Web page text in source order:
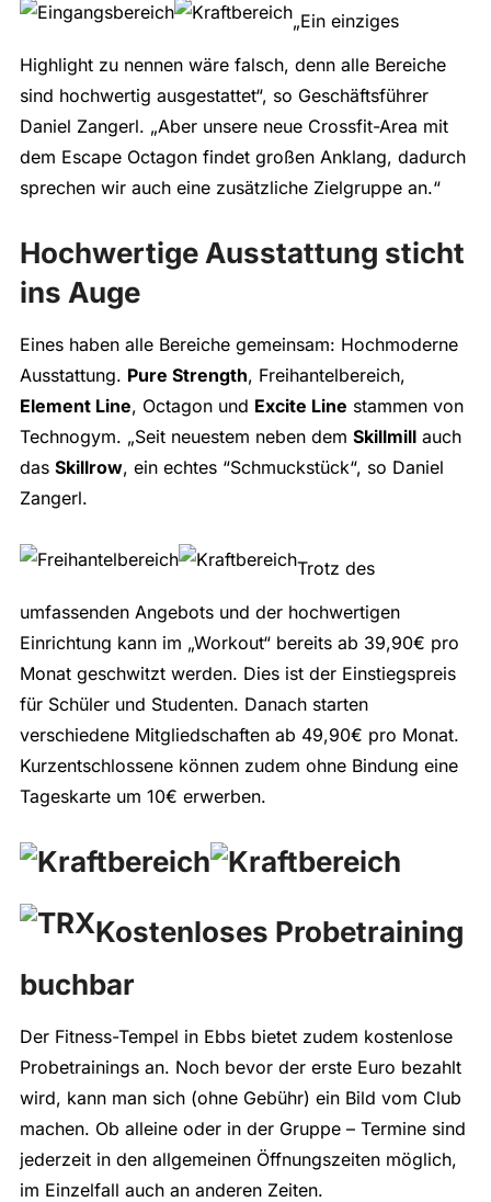
„Ein einziges
Highlight zu nennen wäre falsch, denn alle Bereiche
sind hochwertig ausgestattet“, so Geschäftsführer
Daniel Zangerl. „Aber unsere neue Crossfit-Area mit
dem Escape Octagon findet großen Anklang, dadurch
sprechen wir auch eine zusätzliche Zielgruppe an.“
Hochwertige Ausstattung sticht
ins Auge
Eines haben alle Bereiche gemeinsam: Hochmoderne
Ausstattung. Pure Strength, Freihantelbereich,
Element Line, Octagon und Excite Line stammen von
Technogym. „Seit neuestem neben dem Skillmillauch
das Skillrow, ein echtes “Schmuckstück“, so Daniel
Zangerl.
Trotz des
umfassenden Angebots und der hochwertigen
Einrichtung kann im „Workout“ bereits ab 39,90€ pro
Monat geschwitzt werden. Dies ist der Einstiegspreis
für Schüler und Studenten. Danach starten
verschiedene Mitgliedschaften ab 49,90€ pro Monat.
Kurzentschlossene können zudem ohne Bindung eine
Tageskarte um 10€ erwerben.
Kostenloses Probetraining
buchbar
Der Fitness-Tempel in Ebbs bietet zudem kostenlose
Probetrainings an. Noch bevor der erste Euro bezahlt
wird, kann man sich (ohne Gebühr) ein Bild vom Club
machen. Ob alleine oder in der Gruppe – Termine sind
jederzeit in den allgemeinen Öffnungszeiten möglich,
im Einzelfall auch an anderen Zeiten.